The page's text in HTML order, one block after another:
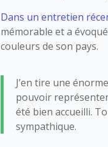
Dans un entretien
mémorable et a
couleurs de son pays.
J’en tire une
pouvoir représenter
été bien accueilli.
sympathique.